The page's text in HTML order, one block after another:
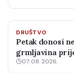
DRUŠTVO
Petak donosi
grmljavina
07. 08. 2026.